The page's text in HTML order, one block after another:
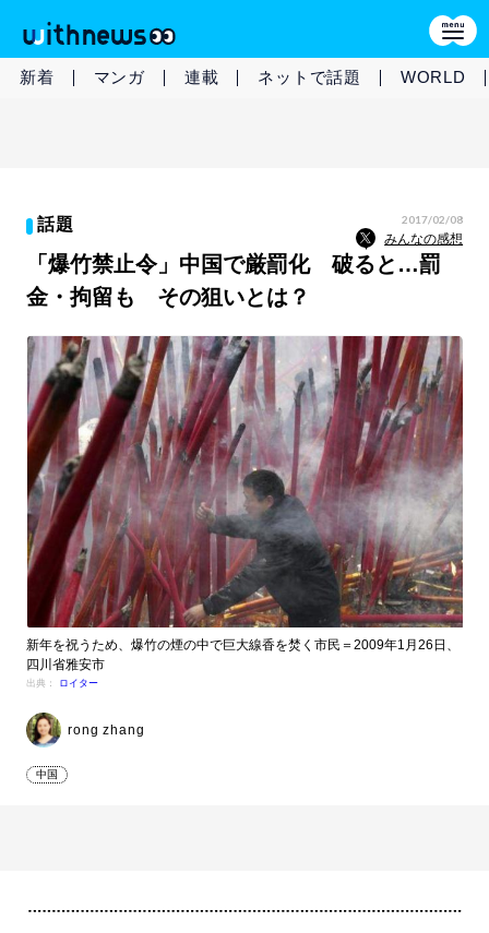
新着 マンガ 連載 ネットで話題 WORLD
話題 2017/02/08
みんなの感想
「爆竹禁止令」中国で厳罰化 破ると…罰
金・拘留も その狙いとは？
新年を祝うため、爆竹の煙の中で巨大線香を焚く市民＝2009年1月26日、
四川省雅安市
出典： ロイター
rong zhang
中国